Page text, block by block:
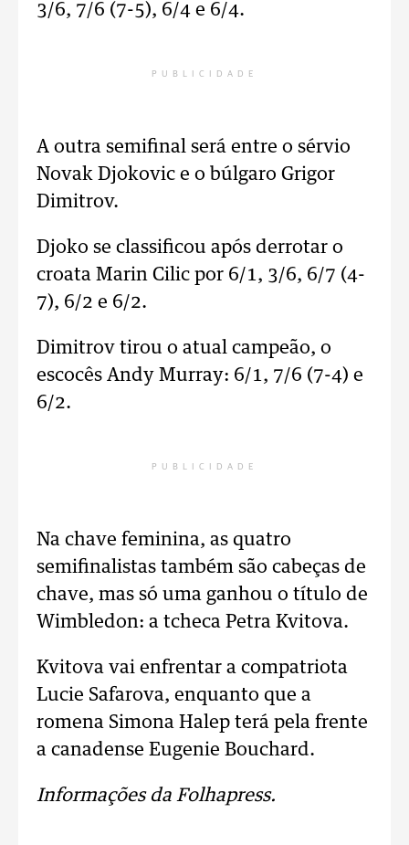
3/6, 7/6 (7-5), 6/4 e 6/4.
PUBLICIDADE
A outra semifinal será entre o sérvio
Novak Djokovic e o búlgaro Grigor
Dimitrov.
Djoko se classificou após derrotar o
croata Marin Cilic por 6/1, 3/6, 6/7 (4-
7), 6/2 e 6/2.
Dimitrov tirou o atual campeão, o
escocês Andy Murray: 6/1, 7/6 (7-4) e
6/2.
PUBLICIDADE
Na chave feminina, as quatro
semifinalistas também são cabeças de
chave, mas só uma ganhou o título de
Wimbledon: a tcheca Petra Kvitova.
Kvitova vai enfrentar a compatriota
Lucie Safarova, enquanto que a
romena Simona Halep terá pela frente
a canadense Eugenie Bouchard.
Informações da Folhapress.